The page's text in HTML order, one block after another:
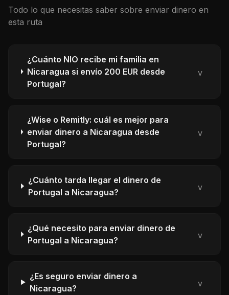
Todo lo que necesitas saber sobre enviar dinero en
esta ruta
¿Cuánto NIO recibe mi familia en
Nicaragua si envío 200 EUR desde
Portugal?
v
¿Wise o Remitly: cuál es mejor para
enviar dinero a Nicaragua desde
Portugal?
v
¿Cuánto tarda llegar el dinero de
Portugal a Nicaragua?
v
¿Qué necesito para enviar dinero de
Portugal a Nicaragua?
v
¿Es seguro enviar dinero a
Nicaragua?
v